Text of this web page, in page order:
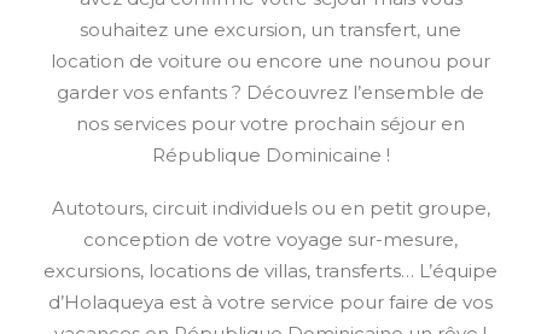
souhaitez une excursion, un transfert, une
location de voiture ou encore une nounou pour
garder vos enfants ? Découvrez l’ensemble de
nos services pour votre prochain séjour en
République Dominicaine !
Autotours, circuit individuels ou en petit groupe,
conception de votre voyage sur-mesure,
excursions, locations de villas, transferts… L’équipe
d’Holaqueya est à votre service pour faire de vos